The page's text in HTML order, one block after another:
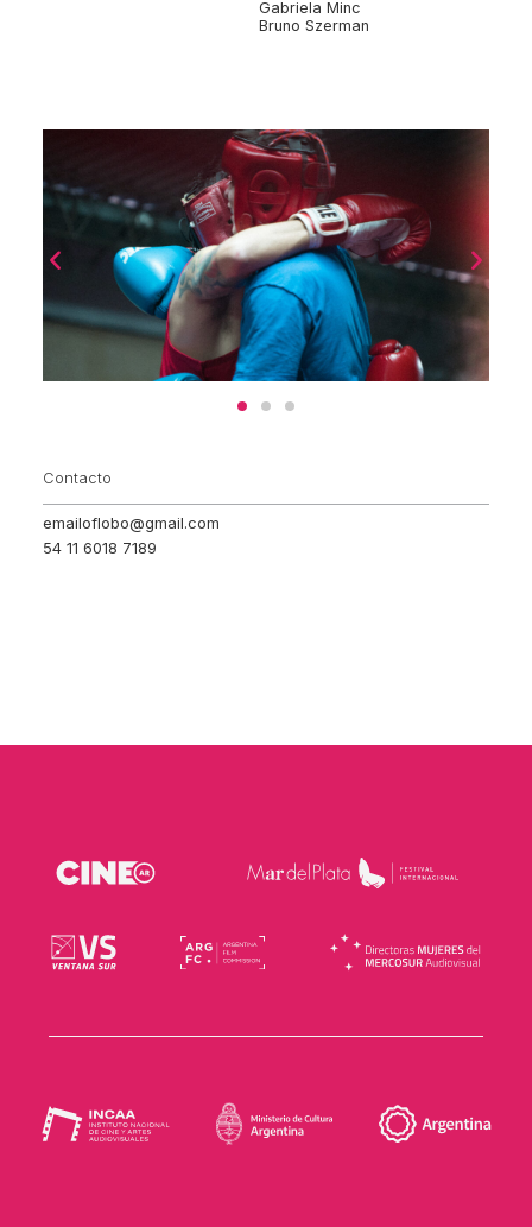
Gabriela Minc
Bruno Szerman
Contacto
emailoflobo@gmail.com
54 11 6018 7189